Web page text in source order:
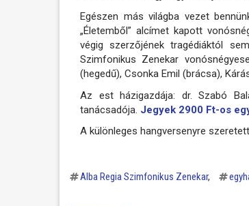
Egészen más világba vezet
„Életemből” alcímet kapott
végig szerzőjének tragédiáktól
Szimfonikus Zenekar
(hegedű), Csonka Emil (brácsa),
Az est házigazdája: dr. Szabó
tanácsadója. Jegyek 2900 Ft-os
A különleges hangversenyre
Alba Regia Szimfonikus Zenekar